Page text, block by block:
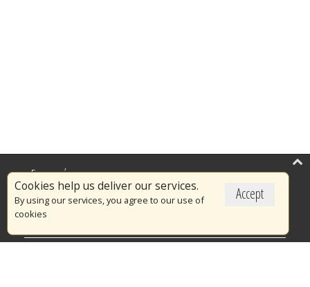
Accept
Cookies help us deliver our services.
By using our services, you agree to our use of
cookies
Επικαιρότητα
Το Πυροσβεστικό Σώμα